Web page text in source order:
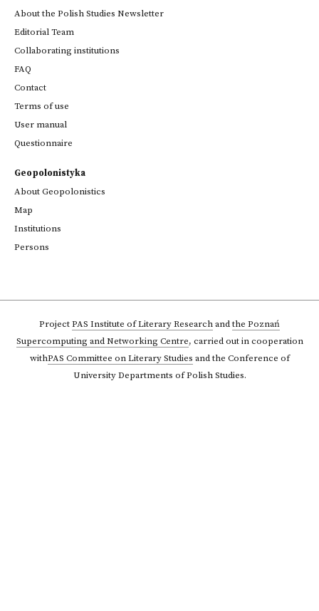
About the Polish Studies Newsletter
Editorial Team
Collaborating institutions
FAQ
Contact
Terms of use
User manual
Questionnaire
Geopolonistyka
About Geopolonistics
Map
Institutions
Persons
ProjectPAS Institute of Literary Researchandthe Poznań
Supercomputing and Networking Centre, carried out in cooperation
withPAS Committee on Literary Studies and the Conference of
University Departments of Polish Studies.